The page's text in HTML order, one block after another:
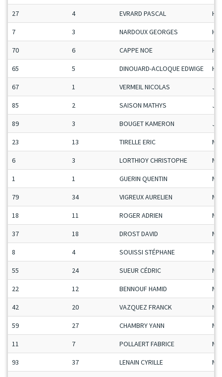
27 4 EVRARD PASCAL H-C
7 3 NARDOUX GEORGES H-C
70 6 CAPPE NOE H-C
65 5 DINOUARD-ACLOQUE EDWIGE H-C
67 1 VERMEIL NICOLAS
85 2 SAISON MATHYS
89 3 BOUGET KAMERON
23 13 TIRELLE ERIC
6 3 LORTHIOY CHRISTOPHE
1 1 GUERIN QUENTIN
79 34 VIGREUX AURELIEN
18 11 ROGER ADRIEN
37 18 DROST DAVID
8 4 SOUISSI STÉPHANE
55 24 SUEUR CÉDRIC
22 12 BENNOUF HAMID
42 20 VAZQUEZ FRANCK
59 27 CHAMBRY YANN
11 7 POLLAERT FABRICE
93 37 LENAIN CYRILLE